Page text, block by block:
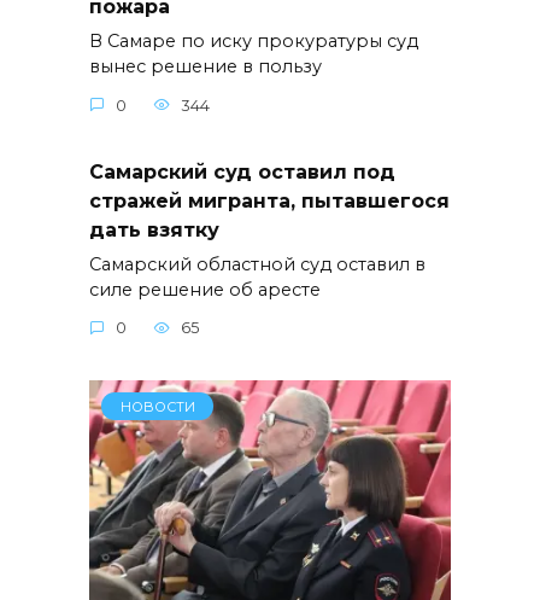
пожара
В Самаре по иску прокуратуры суд
вынес решение в пользу
0 344
Самарский суд оставил под
стражей мигранта, пытавшегося
дать взятку
Самарский областной суд оставил в
силе решение об аресте
0 65
НОВОСТИ